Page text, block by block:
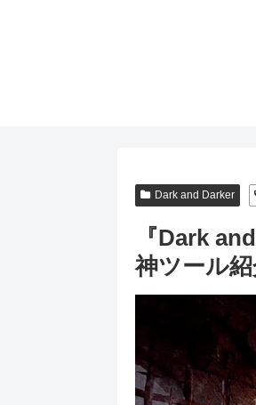
Dark and Darker
『Dark
神ツール